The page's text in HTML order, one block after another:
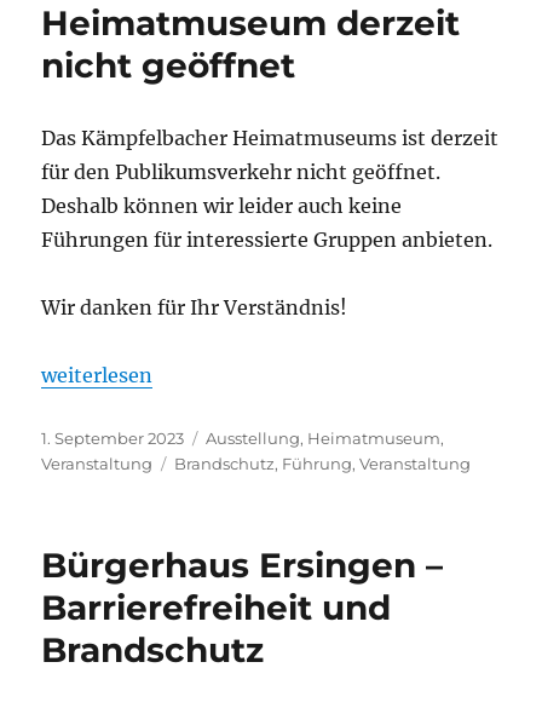
Heimatmuseum derzeit
nicht geöffnet
Das Kämpfelbacher Heimatmuseums ist derzeit
für den Publikumsverkehr nicht geöffnet.
Deshalb können wir leider auch keine
Führungen für interessierte Gruppen anbieten.
Wir danken für Ihr Verständnis!
„Heimatmuseum derzeit nicht geöffnet“
weiterlesen
Veröffentlicht
am
1. September 2023 Kategorien
Ausstellung, Heimatmuseum,
Veranstaltung
Schlagwörter
Brandschutz, Führung,Veranstaltung
Bürgerhaus Ersingen –
Barrierefreiheit und
Brandschutz